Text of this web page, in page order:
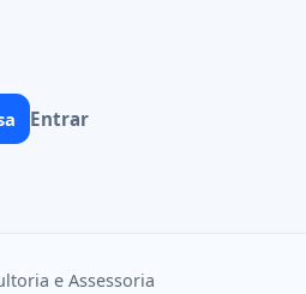
Entrar
e Assessoria